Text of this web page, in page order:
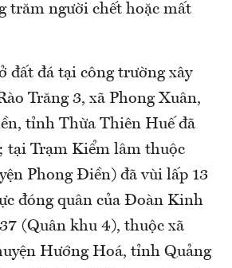
trăm người chết hoặc mất
đất đá tại công trường xây
Trăng 3, xã Phong Xuân,
tỉnh Thừa Thiên Huế đã
tại Trạm Kiểm lâm thuộc
Phong Điền) đã vùi lấp 13
đóng quân của Đoàn Kinh
(Quân khu 4), thuộc xã
Hướng Hoá, tỉnh Quảng